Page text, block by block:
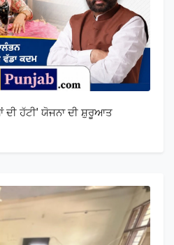
ਦੀ ਹੱਟੀ' ਯੋਜਨਾ ਦੀ ਸ਼ੁਰੂਆਤ